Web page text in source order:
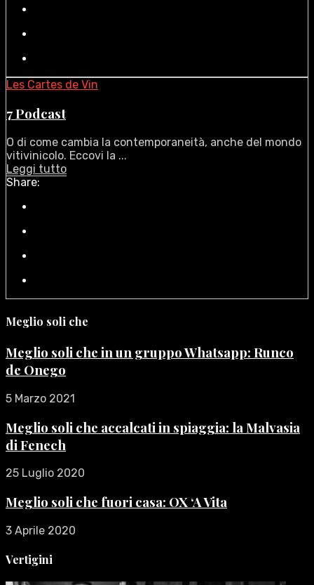
Les Cartes de Vin
7 Podcast
O di come cambia la contemporaneità, anche del mondo
vitivinicolo. Eccovi la ...
Leggi tutto
Share:
Meglio soli che
Meglio soli che in un gruppo Whatsapp: Runco
de Onego
5 Marzo 2021
Meglio soli che accalcati in spiaggia: la Malvasia
di Fenech
25 Luglio 2020
Meglio soli che fuori casa: OX ‘A Vita
3 Aprile 2020
Vertigini